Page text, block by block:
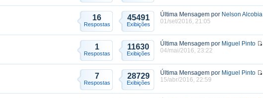
16
Respostas
45491
Exibições
Última Mensagem por Nelson Alcobia
01/set/2016, 21:05
1
Respostas
11630
Exibições
Última Mensagem por Miguel Pinto
04/mai/2016, 23:22
7
Respostas
28729
Exibições
Última Mensagem por Miguel Pinto
15/abr/2016, 22:59